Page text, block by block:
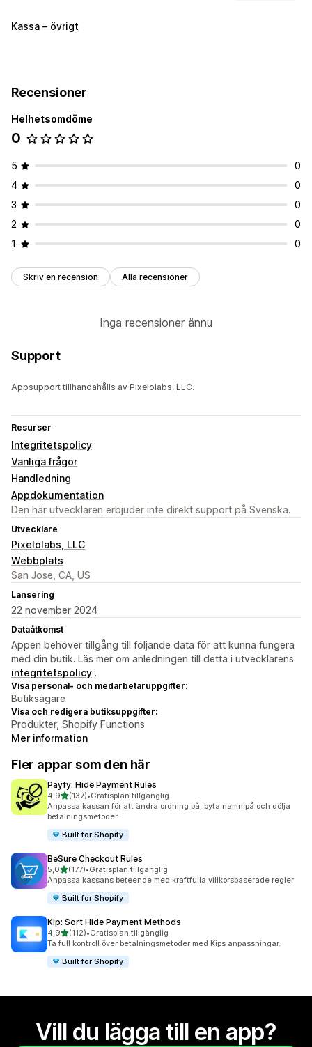
Varukorgsvisning
Produktrekommendationer
Kassaanpassning
Anpassade anteckningar
Kassa – övrigt
Recensioner
Helhetsomdöme
0
5
0
4
0
3
0
2
0
1
0
Skriv en recension Alla recensioner
Inga recensioner ännu
Support
Appsupport tillhandahålls av Pixelolabs, LLC.
Resurser
Integritetspolicy
Vanliga frågor
Handledning
Appdokumentation
Den här utvecklaren erbjuder inte direkt support på Svenska.
Utvecklare
Pixelolabs, LLC
Webbplats
San Jose, CA, US
Lansering
22 november 2024
Dataåtkomst
Appen behöver tillgång till följande data för att kunna fungera
med din butik. Läs mer om anledningen till detta i utvecklarens
integritetspolicy .
Visa personal- och medarbetaruppgifter:
Butiksägare
Visa och redigera butiksuppgifter:
Produkter, Shopify Functions
Mer information
Fler appar som den här
Payfy: Hide Payment Rules
4,9av 5 stjärnor
(137)
137 recensioner totalt
•Gratisplan tillgänglig
Anpassa kassan för att ändra ordning på, byta namn på och dölja
betalningsmetoder.
Built for Shopify
BeSure Checkout Rules
5,0av 5 stjärnor
(177)
177 recensioner totalt
•Gratisplan tillgänglig
Anpassa kassans beteende med kraftfulla villkorsbaserade regler
Built for Shopify
Kip: Sort Hide Payment Methods
4,9av 5 stjärnor
(112)
112 recensioner totalt
•Gratisplan tillgänglig
Ta full kontroll över betalningsmetoder med Kips anpassningar.
Built for Shopify
Vill du lägga till en app?